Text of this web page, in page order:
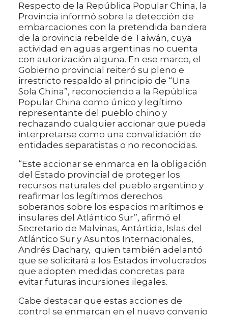
Respecto de la República Popular China, la
Provincia informó sobre la detección de
embarcaciones con la pretendida bandera
de la provincia rebelde de Taiwán, cuya
actividad en aguas argentinas no cuenta
con autorización alguna. En ese marco, el
Gobierno provincial reiteró su pleno e
irrestricto respaldo al principio de “Una
Sola China”, reconociendo a la República
Popular China como único y legítimo
representante del pueblo chino y
rechazando cualquier accionar que pueda
interpretarse como una convalidación de
entidades separatistas o no reconocidas.
“Este accionar se enmarca en la obligación
del Estado provincial de proteger los
recursos naturales del pueblo argentino y
reafirmar los legítimos derechos
soberanos sobre los espacios marítimos e
insulares del Atlántico Sur”, afirmó el
Secretario de Malvinas, Antártida, Islas del
Atlántico Sur y Asuntos Internacionales,
Andrés Dachary, quien también adelantó
que se solicitará a los Estados involucrados
que adopten medidas concretas para
evitar futuras incursiones ilegales.
Cabe destacar que estas acciones de
control se enmarcan en el nuevo convenio